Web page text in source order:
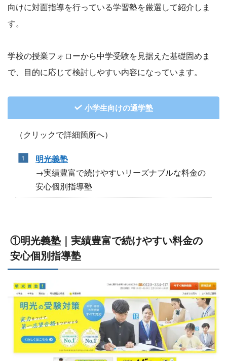
向けに対面指導を行っている学習塾を厳選して紹介しま
す。
学校の授業フォローから中学受験を見据えた基礎固めま
で、目的に応じて検討しやすい内容になっています。
小学生向けの通学塾
（クリックで詳細箇所へ）
明光義塾
→実績豊富で続けやすいリーズナブルな料金の
安心個別指導塾
①明光義塾｜実績豊富で続けやすい料金の
安心個別指導塾